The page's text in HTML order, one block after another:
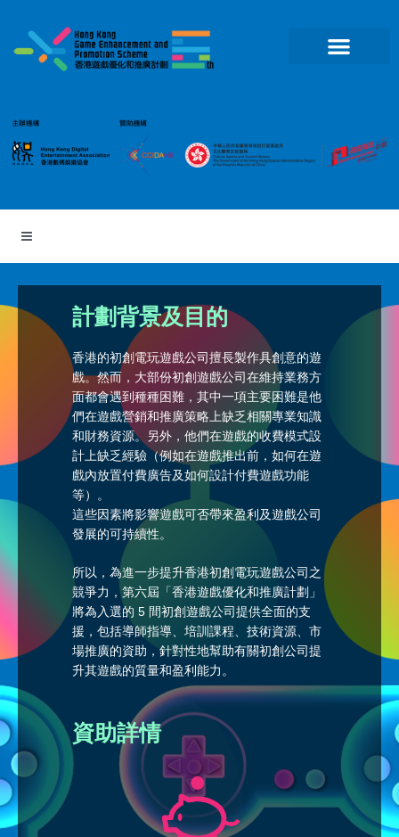
計劃背景及目的
香港的初創電玩遊戲公司擅長製作具創意的遊
戲。然而，大部份初創遊戲公司在維持業務方
面都會遇到種種困難，其中一項主要困難是他
們在遊戲營銷和推廣策略上缺乏相關專業知識
和財務資源。另外，他們在遊戲的收費模式設
計上缺乏經驗（例如在遊戲推出前，如何在遊
戲內放置付費廣告及如何設計付費遊戲功能
等）。
這些因素將影響遊戲可否帶來盈利及遊戲公司
發展的可持續性。
所以，為進一步提升香港初創電玩遊戲公司之
競爭力，第六屆「香港遊戲優化和推廣計劃」
將為入選的 5 間初創遊戲公司提供全面的支
援，包括導師指導、培訓課程、技術資源、市
場推廣的資助，針對性地幫助有關初創公司提
升其遊戲的質量和盈利能力。
資助詳情